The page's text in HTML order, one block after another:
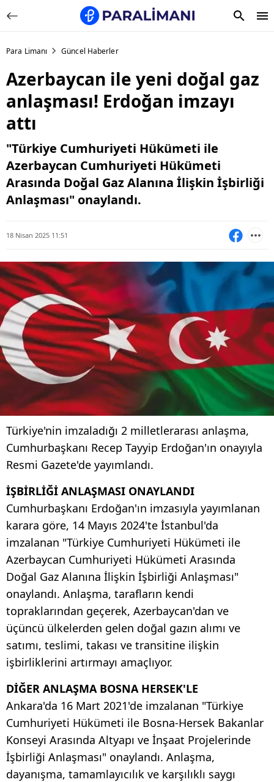
Para Limanı Güncel Haberler
Azerbaycan ile yeni doğal gaz
anlaşması! Erdoğan imzayı
attı
"Türkiye Cumhuriyeti Hükümeti ile
Azerbaycan Cumhuriyeti Hükümeti
Arasında Doğal Gaz Alanına İlişkin İşbirliği
Anlaşması" onaylandı.
18 Nisan 2025 11:51
Türkiye'nin imzaladığı 2 milletlerarası anlaşma,
Cumhurbaşkanı Recep Tayyip Erdoğan'ın onayıyla
Resmi Gazete'de yayımlandı.
İŞBİRLİĞİ ANLAŞMASI ONAYLANDI
Cumhurbaşkanı Erdoğan'ın imzasıyla yayımlanan
karara göre, 14 Mayıs 2024'te İstanbul'da
imzalanan "Türkiye Cumhuriyeti Hükümeti ile
Azerbaycan Cumhuriyeti Hükümeti Arasında
Doğal Gaz Alanına İlişkin İşbirliği Anlaşması"
onaylandı. Anlaşma, tarafların kendi
topraklarından geçerek, Azerbaycan'dan ve
üçüncü ülkelerden gelen doğal gazın alımı ve
satımı, teslimi, takası ve transitine ilişkin
işbirliklerini artırmayı amaçlıyor.
DİĞER ANLAŞMA BOSNA HERSEK'LE
Ankara'da 16 Mart 2021'de imzalanan "Türkiye
Cumhuriyeti Hükümeti ile Bosna-Hersek Bakanlar
Konseyi Arasında Altyapı ve İnşaat Projelerinde
İşbirliği Anlaşması" onaylandı. Anlaşma,
dayanışma, tamamlayıcılık ve karşılıklı saygı